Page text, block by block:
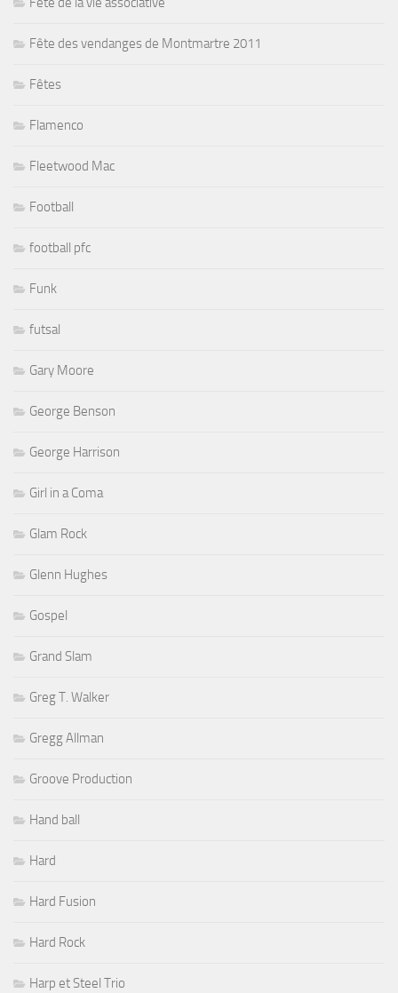
Fête des vendanges de Montmartre 2011
Fêtes
Flamenco
Fleetwood Mac
Football
football pfc
Funk
futsal
Gary Moore
George Benson
George Harrison
Girl in a Coma
Glam Rock
Glenn Hughes
Gospel
Grand Slam
Greg T. Walker
Gregg Allman
Groove Production
Hand ball
Hard
Hard Fusion
Hard Rock
Harp et Steel Trio